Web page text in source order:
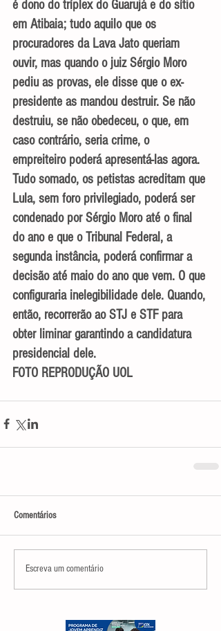
é dono do tríplex do Guarujá e do sítio
em Atibaia; tudo aquilo que os
procuradores da Lava Jato queriam
ouvir, mas quando o juiz Sérgio Moro
pediu as provas, ele disse que o ex-
presidente as mandou destruir. Se não
destruiu, se não obedeceu, o que, em
caso contrário, seria crime, o
empreiteiro poderá apresentá-las agora.
Tudo somado, os petistas acreditam que
Lula, sem foro privilegiado, poderá ser
condenado por Sérgio Moro até o final
do ano e que o Tribunal Federal, a
segunda instância, poderá confirmar a
decisão até maio do ano que vem. O que
configuraria inelegibilidade dele. Quando,
então, recorrerão ao STJ e STF para
obter liminar garantindo a candidatura
presidencial dele.
FOTO REPRODUÇÃO UOL
Comentários
Escreva um comentário